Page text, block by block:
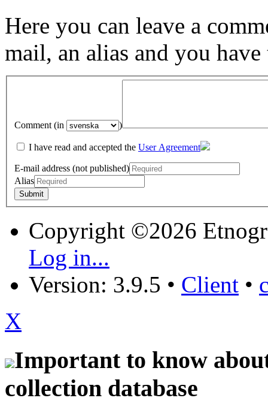
Here you can leave a
mail, an alias and you have
Comment (in )
I have read and accepted the User Agreement
E-mail address (not published)
Alias
Copyright ©2026
Log in...
Version: 3.9.5 • Client •
X
Important to know
collection database